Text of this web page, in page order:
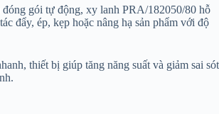
đóng gói tự động, xy lanh PRA/182050/80 hỗ
đẩy, ép, kẹp hoặc nâng hạ sản phẩm với độ
thiết bị giúp tăng năng suất và giảm sai sót